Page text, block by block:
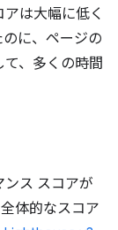
は大幅に低く
に、ページの
、多くの時間
ンス スコアが
体的なスコア